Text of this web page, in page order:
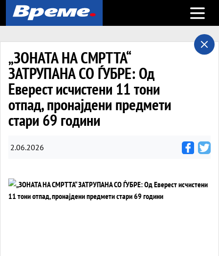
Open
„ЗОНАТА НА СМРТТА“
ЗАТРУПАНА СО ЃУБРЕ: Од
Еверест исчистени 11 тони
отпад, пронајдени предмети
стари 69 години
2.06.2026